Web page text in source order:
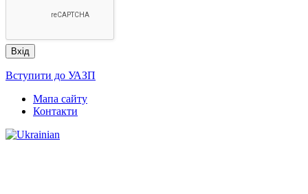
Вступити до УАЗП
Мапа сайту
Контакти